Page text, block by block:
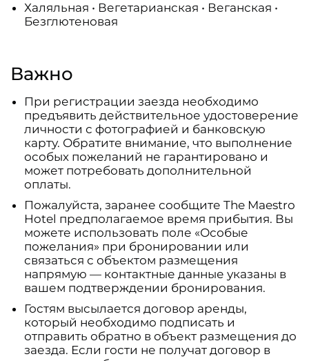
Халяльная • Вегетарианская • Веганская •
Безглютеновая
Важно
При регистрации заезда необходимо
предъявить действительное удостоверение
личности с фотографией и банковскую
карту. Обратите внимание, что выполнение
особых пожеланий не гарантировано и
может потребовать дополнительной
оплаты.
Пожалуйста, заранее сообщите The Maestro
Hotel предполагаемое время прибытия. Вы
можете использовать поле «Особые
пожелания» при бронировании или
связаться с объектом размещения
напрямую — контактные данные указаны в
вашем подтверждении бронирования.
Гостям высылается договор аренды,
который необходимо подписать и
отправить обратно в объект размещения до
заезда. Если гости не получат договор в